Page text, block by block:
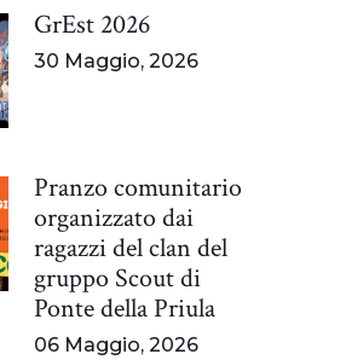
GrEst 2026
30 Maggio, 2026
Pranzo comunitario
organizzato dai
ragazzi del clan del
gruppo Scout di
Ponte della Priula
06 Maggio, 2026